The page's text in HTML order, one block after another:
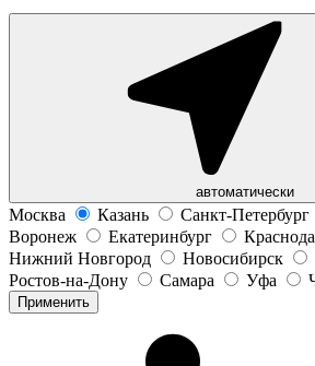
автоматически
Москва Казань Санкт-Петербург
Воронеж
Екатеринбург
Нижний Новгород
Новосибирск
Ростов-на-Дону
Самара Уфа
Применить